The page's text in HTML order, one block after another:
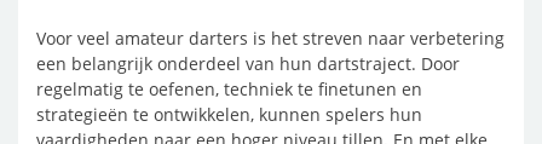
Voor veel amateur darters is het streven naar verbetering
een belangrijk onderdeel van hun dartstraject. Door
regelmatig te oefenen, techniek te finetunen en
strategieën te ontwikkelen, kunnen spelers hun
vaardigheden naar een hoger niveau tillen. En met elke